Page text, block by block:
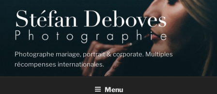
contenu
principal
Photographe mariage, portrait & corporate. Multiples
récompenses internationales.
Menu